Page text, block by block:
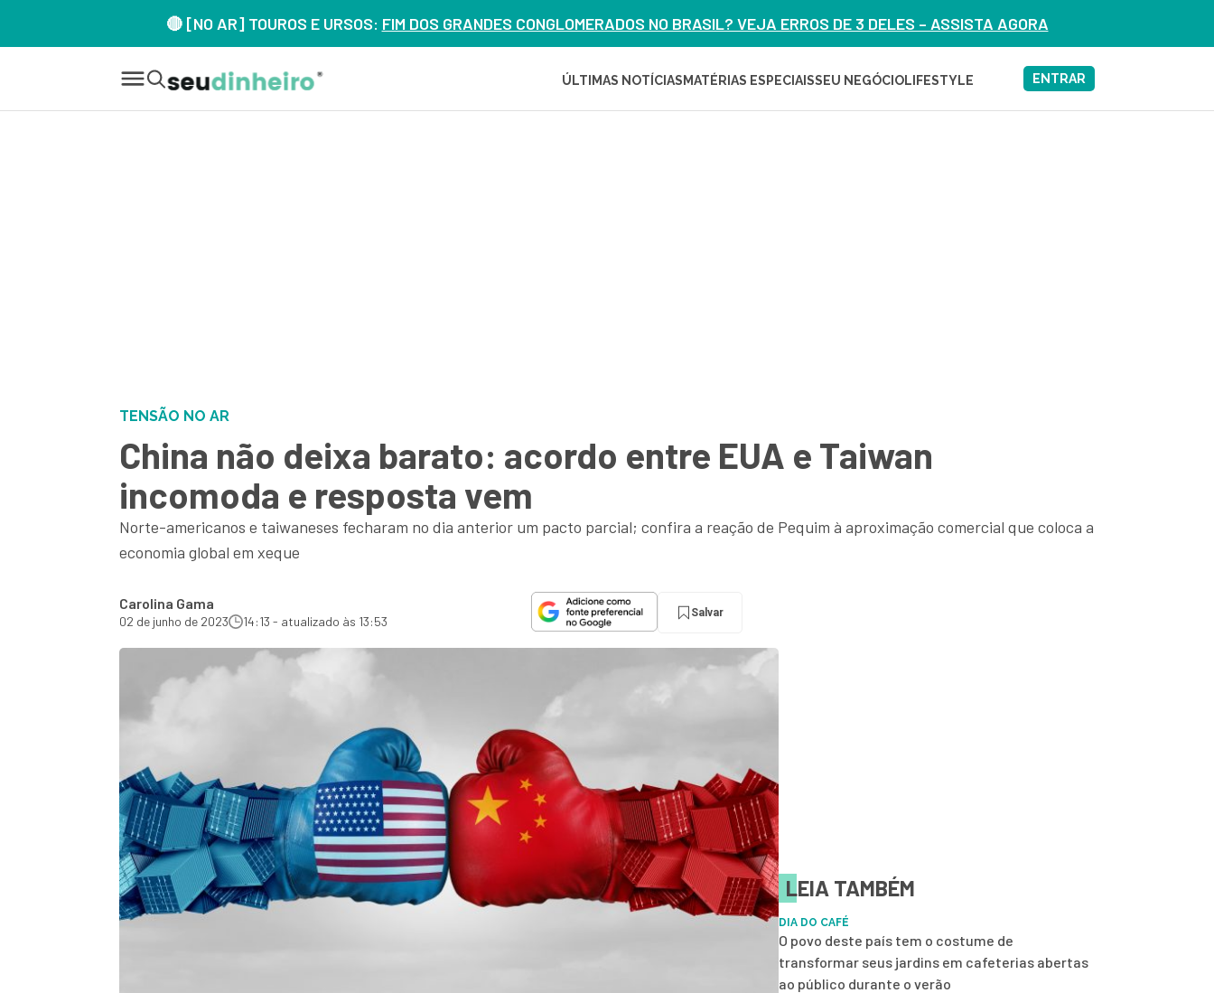
🔴 [NO AR] TOUROS E URSOS: FIM DOS GRANDES CONGLOMERADOS NO BRASIL? VEJA ERROS DE 3 DELES – ASSISTA AGORA
ÚLTIMAS NOTÍCIAS MATÉRIAS ESPECIAISSEU NEGÓCIOLIFESTYLE ENTRAR
TENSÃO NO AR
China não deixa barato: acordo entre EUA e Taiwan
incomoda e resposta vem
Norte-americanos e taiwaneses fecharam no dia anterior um pacto parcial; confira a reação de Pequim à aproximação comercial que coloca a
economia global em xeque
Carolina Gama
02 de junho de 2023 14:13 - atualizado às 13:53
Salvar
LEIA TAMBÉM
DIA DO CAFÉ
O povo deste país tem o costume de
transformar seus jardins em cafeterias abertas
ao público durante o verão